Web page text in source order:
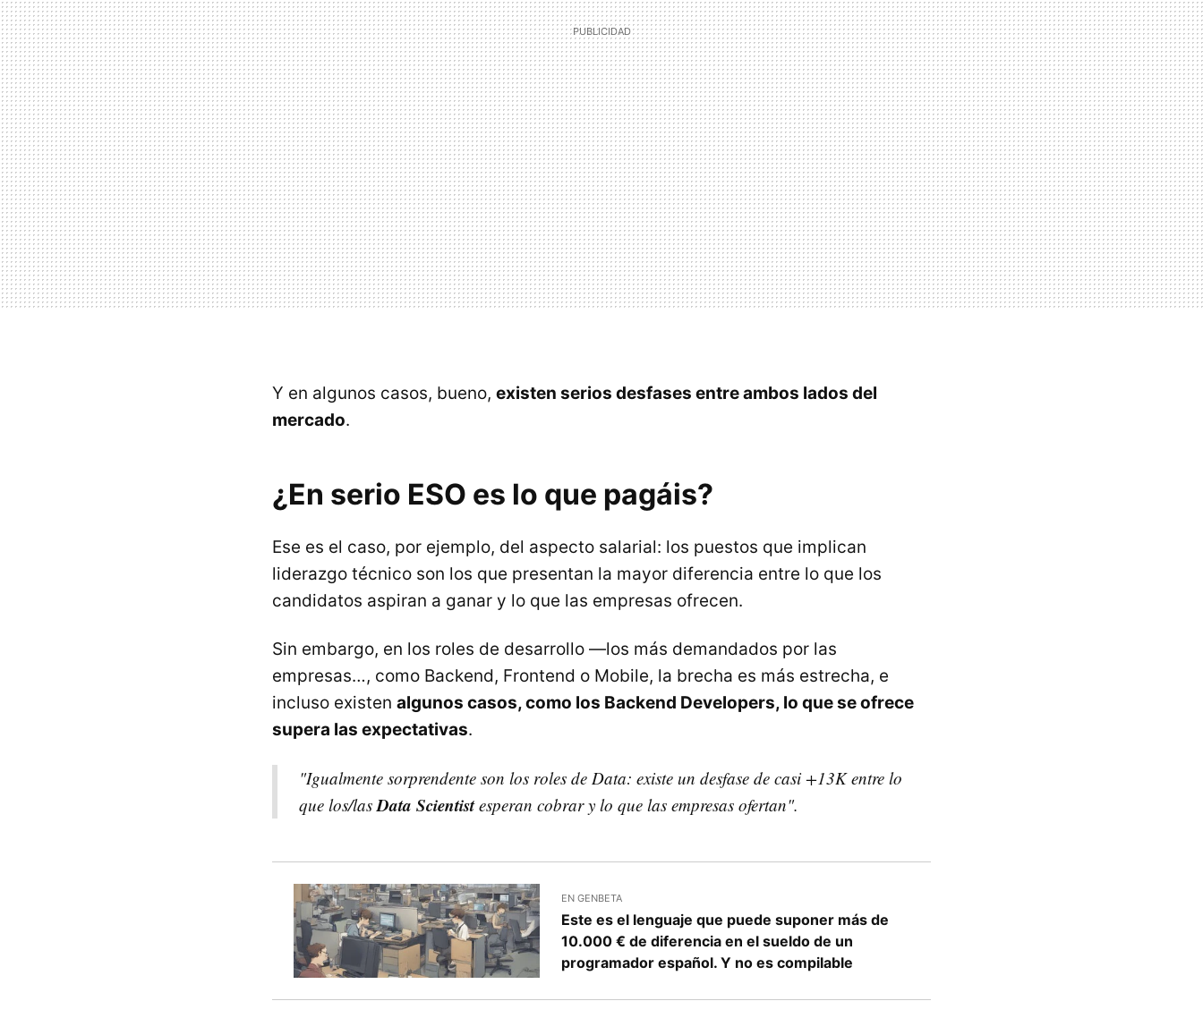
Y en algunos casos, bueno, existen serios desfases entre ambos lados del
mercado.
¿En serio ESO es lo que pagáis?
Ese es el caso, por ejemplo, del aspecto salarial: los puestos que implican
liderazgo técnico son los que presentan la mayor diferencia entre lo que los
candidatos aspiran a ganar y lo que las empresas ofrecen.
Sin embargo, en los roles de desarrollo —los más demandados por las
empresas…, como Backend, Frontend o Mobile, la brecha es más estrecha, e
incluso existen algunos casos, como los Backend Developers, lo que se ofrece
supera las expectativas.
"Igualmente sorprendente son los roles de Data: existe un desfase de casi +13K entre lo
que los/las Data Scientistesperan cobrar y lo que las empresas ofertan".
EN GENBETA
Este es el lenguaje que puede suponer más de
10.000 € de diferencia en el sueldo de un
programador español. Y no es compilable